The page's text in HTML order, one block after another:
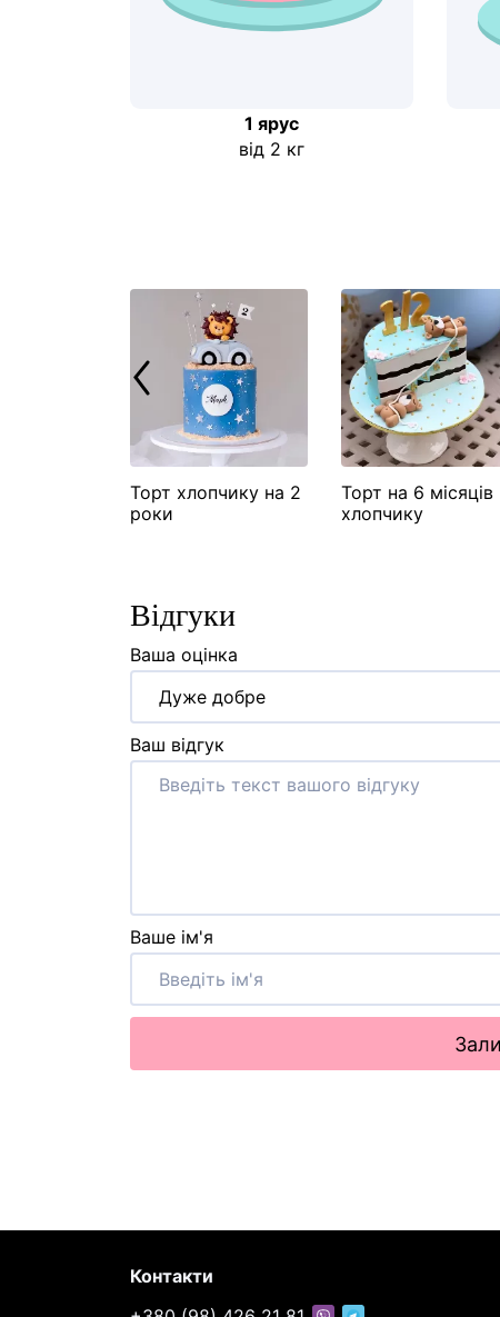
1 ярус
від 2 кг
Торт хлопчику на 2
роки
Торт на 6 місяців
хлопчику
Відгуки
Ваша оцінка
Дуже добре
Ваш відгук
Ваше ім'я
Контакти